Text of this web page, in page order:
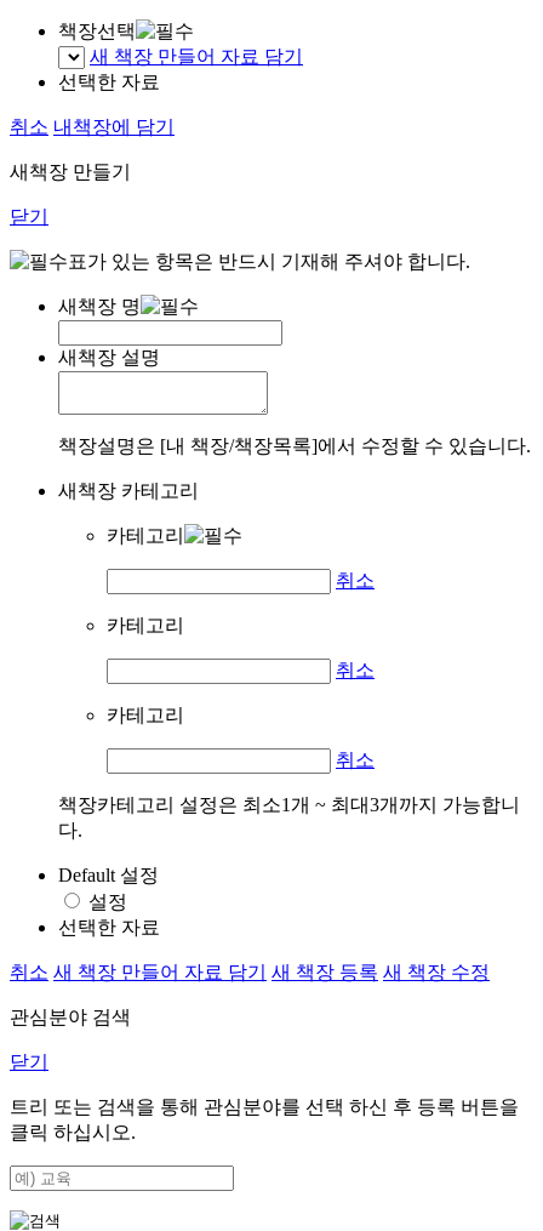
책장선택
새 책장 만들어 자료 담기
선택한 자료
취소 내책장에 담기
새책장 만들기
닫기
표가 있는 항목은 반드시 기재해 주셔야 합니다.
새책장 명
새책장 설명
책장설명은 [내 책장/책장목록]에서 수정할 수 있습니다.
새책장 카테고리
카테고리
취소
카테고리
취소
카테고리
취소
책장카테고리 설정은 최소1개 ~ 최대3개까지 가능합니
다.
Default 설정
설정
선택한 자료
취소 새 책장 만들어 자료 담기 새 책장 등록 새 책장 수정
관심분야 검색
닫기
트리 또는 검색을 통해 관심분야를 선택 하신 후 등록 버튼을
클릭 하십시오.